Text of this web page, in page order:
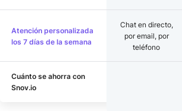
Atención personalizada
los 7 días de la semana
Chat en directo,
por email, por
teléfono
Cuánto se ahorra con
Snov.io